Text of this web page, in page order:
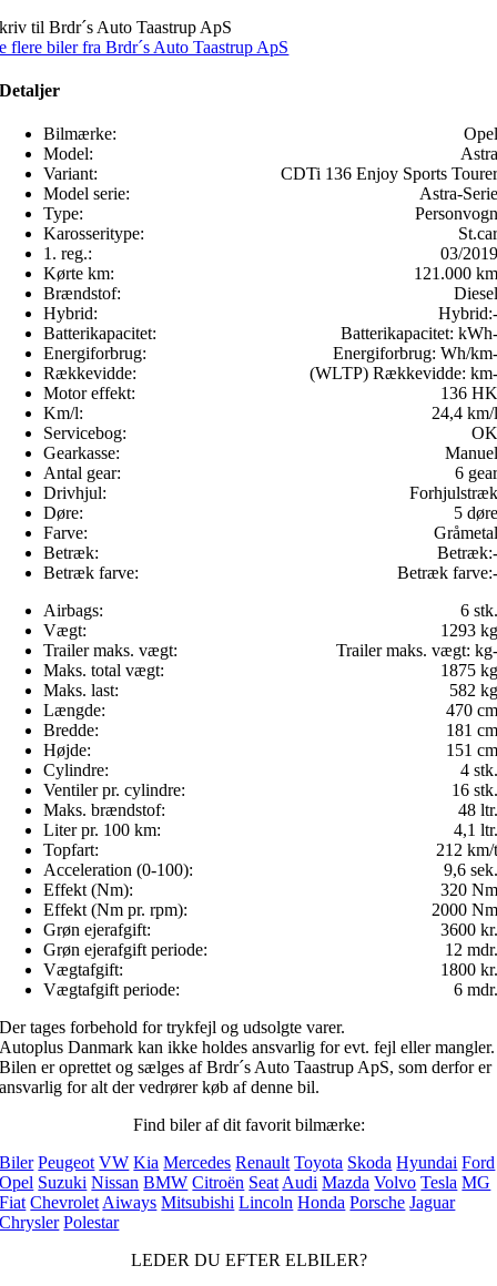
til Brdr´s Auto Taastrup ApS
flere biler fra Brdr´s Auto Taastrup ApS
Detaljer
Bilmærke:
Opel
Model:
Astra
Variant:
CDTi 136 Enjoy Sports Tourer
Model serie:
Astra-Serie
Type:
Personvogn
Karosseritype:
St.car
1. reg.:
03/2019
Kørte km:
121.000 km
Brændstof:
Diesel
Hybrid:
Hybrid:-
Batterikapacitet:
Batterikapacitet: -
kWh
Energiforbrug:
Energiforbrug: -
Wh/km
Rækkevidde:
(WLTP) Rækkevidde: -
km
Motor effekt:
136 HK
Km/l:
24,4 km/l
Servicebog:
OK
Gearkasse:
Manuel
Antal gear:
6 gear
Drivhjul:
Forhjulstræk
Døre:
5 døre
Farve:
Gråmetal
Betræk:
Betræk:-
Betræk farve:
Betræk farve:-
Airbags:
6 stk.
Vægt:
1293 kg
Trailer maks. vægt:
Trailer maks. vægt: -
kg
Maks. total vægt:
1875 kg
Maks. last:
582 kg
Længde:
470 cm
Bredde:
181 cm
Højde:
151 cm
Cylindre:
4 stk.
Ventiler pr. cylindre:
16 stk.
Maks. brændstof:
48 ltr.
Liter pr. 100 km:
4,1 ltr.
Topfart:
212 km/t
Acceleration (0-100):
9,6 sek.
Effekt (Nm):
320 Nm
Effekt (Nm pr. rpm):
2000 Nm
Grøn ejerafgift:
3600 kr.
Grøn ejerafgift periode:
12 mdr.
Vægtafgift:
1800 kr.
Vægtafgift periode:
6 mdr.
Der tages forbehold for trykfejl og udsolgte varer.
Autoplus Danmark kan ikke holdes ansvarlig for evt. fejl eller mangler.
Bilen er oprettet og sælges af Brdr´s Auto Taastrup ApS, som derfor er
ansvarlig for alt der vedrører køb af denne bil.
Find biler af dit favorit bilmærke:
Biler Peugeot VW Kia Mercedes Renault Toyota Skoda Hyundai Ford
Opel Suzuki Nissan BMW Citroën Seat Audi Mazda Volvo Tesla MG
Fiat Chevrolet Aiways Mitsubishi Lincoln Honda Porsche Jaguar
Chrysler Polestar
LEDER DU EFTER ELBILER?